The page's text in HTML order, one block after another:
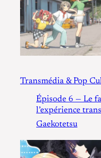
Transmédia & Pop
Épisode 6 — Le
l’expérience
Gaekotetsu